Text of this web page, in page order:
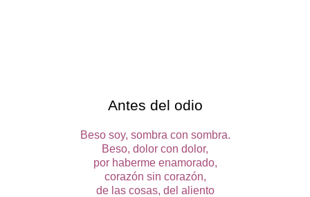
Antes del odio
Beso soy, sombra con sombra.
Beso, dolor con dolor,
por haberme enamorado,
corazón sin corazón,
de las cosas, del aliento